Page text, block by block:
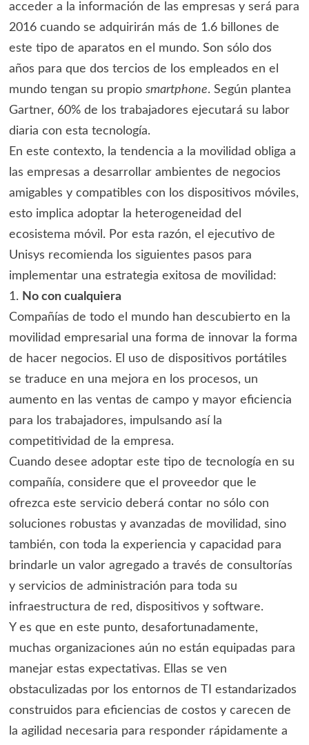
acceder a la información de las empresas y será para
2016 cuando se adquirirán más de 1.6 billones de
este tipo de aparatos en el mundo. Son sólo dos
años para que dos tercios de los empleados en el
mundo tengan su propio smartphone. Según plantea
Gartner, 60% de los trabajadores ejecutará su labor
diaria con esta tecnología.
En este contexto, la tendencia a la movilidad obliga a
las empresas a desarrollar ambientes de negocios
amigables y compatibles con los dispositivos móviles,
esto implica adoptar la heterogeneidad del
ecosistema móvil. Por esta razón, el ejecutivo de
Unisys recomienda los siguientes pasos para
implementar una estrategia exitosa de movilidad:
1. No con cualquiera
Compañías de todo el mundo han descubierto en la
movilidad empresarial una forma de innovar la forma
de hacer negocios. El uso de dispositivos portátiles
se traduce en una mejora en los procesos, un
aumento en las ventas de campo y mayor eficiencia
para los trabajadores, impulsando así la
competitividad de la empresa.
Cuando desee adoptar este tipo de tecnología en su
compañía, considere que el proveedor que le
ofrezca este servicio deberá contar no sólo con
soluciones robustas y avanzadas de movilidad, sino
también, con toda la experiencia y capacidad para
brindarle un valor agregado a través de consultorías
y servicios de administración para toda su
infraestructura de red, dispositivos y software.
Y es que en este punto, desafortunadamente,
muchas organizaciones aún no están equipadas para
manejar estas expectativas. Ellas se ven
obstaculizadas por los entornos de TI estandarizados
construidos para eficiencias de costos y carecen de
la agilidad necesaria para responder rápidamente a